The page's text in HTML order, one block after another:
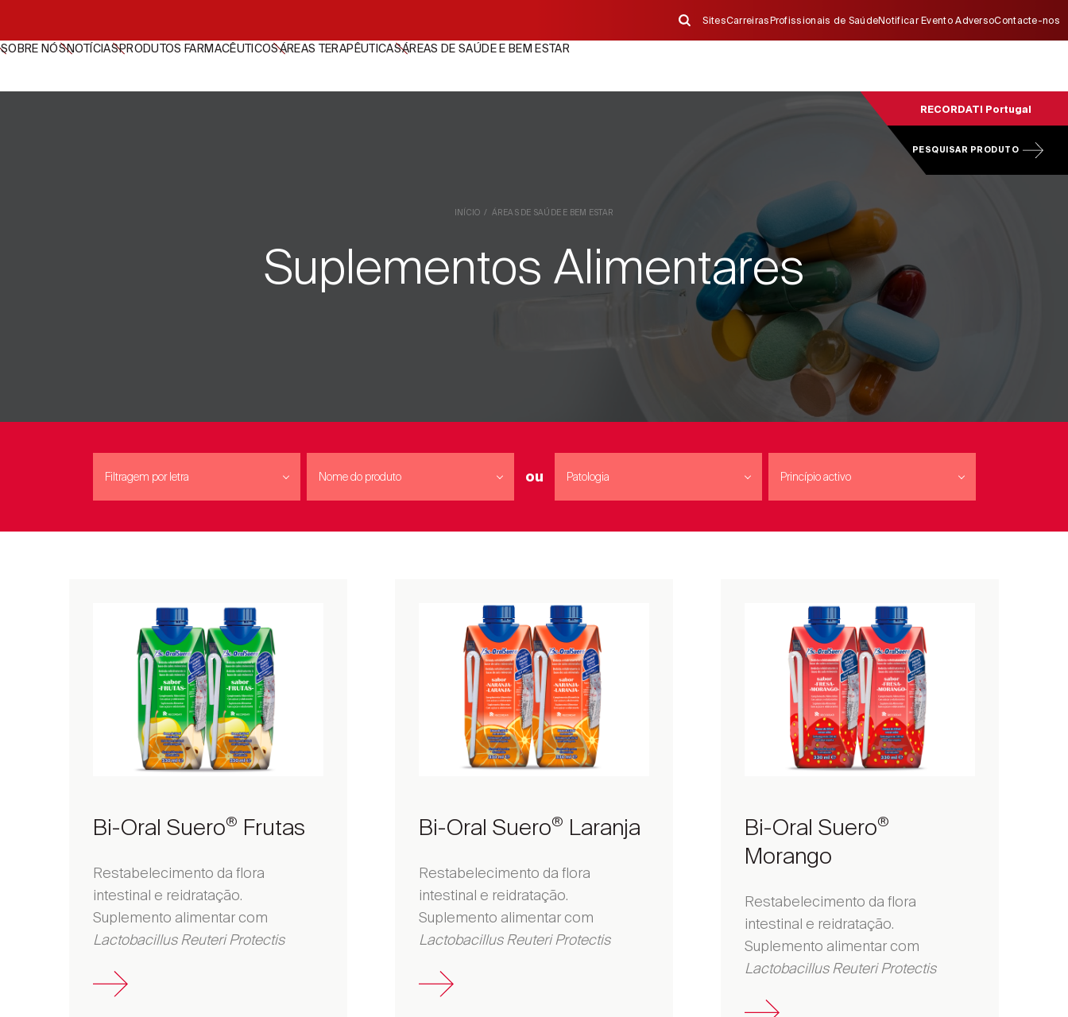
SitesCarreirasProfissionais de SaúdeNotificar Evento AdversoContacte-nos
SOBRE NÓSNOTÍCIASPRODUTOS FARMACÊUTICOSÁREAS TERAPÊUTICASÁREAS DE SAÚDE E BEM ESTAR
PESQUISAR PRODUTO
RECORDATI Portugal
INÍCIO ÁREAS DE SAÚDE E BEM ESTAR
Suplementos Alimentares
Filtragem por letra Nome do produto ou Patologia Princípio activo
Bi-Oral Suero® Frutas
Restabelecimento da flora
intestinal e reidratação.
Suplemento alimentar com
Lactobacillus Reuteri Protectis
Bi-Oral Suero® Laranja
Restabelecimento da flora
intestinal e reidratação.
Suplemento alimentar com
Lactobacillus Reuteri Protectis
Bi-Oral Suero®
Morango
Restabelecimento da flora
intestinal e reidratação.
Suplemento alimentar com
Lactobacillus Reuteri Protectis